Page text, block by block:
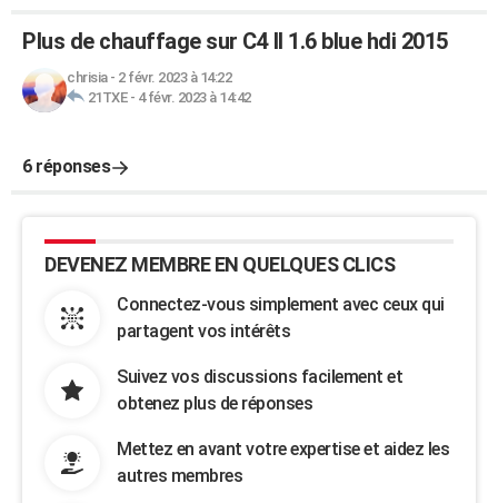
Plus de chauffage sur C4 II 1.6 blue hdi 2015
chrisia- 2 févr. 2023 à 14:22
21TXE- 4 févr. 2023 à 14:42
6 réponses
DEVENEZ MEMBRE EN QUELQUES CLICS
Connectez-vous simplement avec ceux qui
partagent vos intérêts
Suivez vos discussions facilement et
obtenez plus de réponses
Mettez en avant votre expertise et aidez les
autres membres